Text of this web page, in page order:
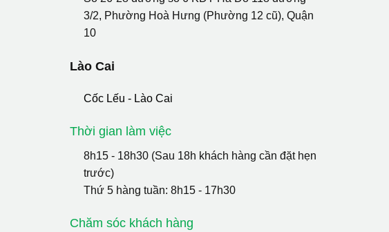
3/2, Phường Hoà Hưng (Phường 12 cũ), Quận
10
Lào Cai
Cốc Lếu - Lào Cai
Thời gian làm việc
8h15 - 18h30 (Sau 18h khách hàng cần đặt hẹn
trước)
Thứ 5 hàng tuần: 8h15 - 17h30
Chăm sóc khách hàng